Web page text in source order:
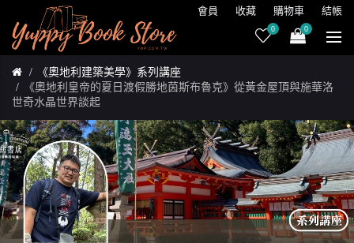
會員 收藏 購物車 結帳
0 0
《奧地利建築美學》系列講座
《奧地利皇帝的夏日渡假勝地茵斯布魯克》從黃金屋頂與施華洛
世奇水晶世界談起